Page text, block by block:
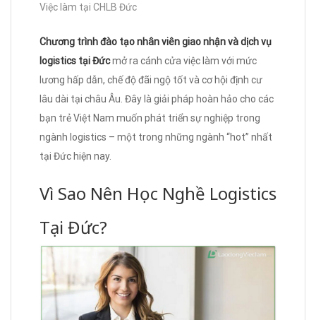
Việc làm tại CHLB Đức
Chương trình đào tạo nhân viên giao nhận và dịch vụ
logistics tại Đứcmở ra cánh cửa việc làm với mức
lương hấp dẫn, chế độ đãi ngộ tốt và cơ hội định cư
lâu dài tại châu Âu. Đây là giải pháp hoàn hảo cho các
bạn trẻ Việt Nam muốn phát triển sự nghiệp trong
ngành logistics – một trong những ngành “hot” nhất
tại Đức hiện nay.
Vì Sao Nên Học Nghề Logistics
Tại Đức?